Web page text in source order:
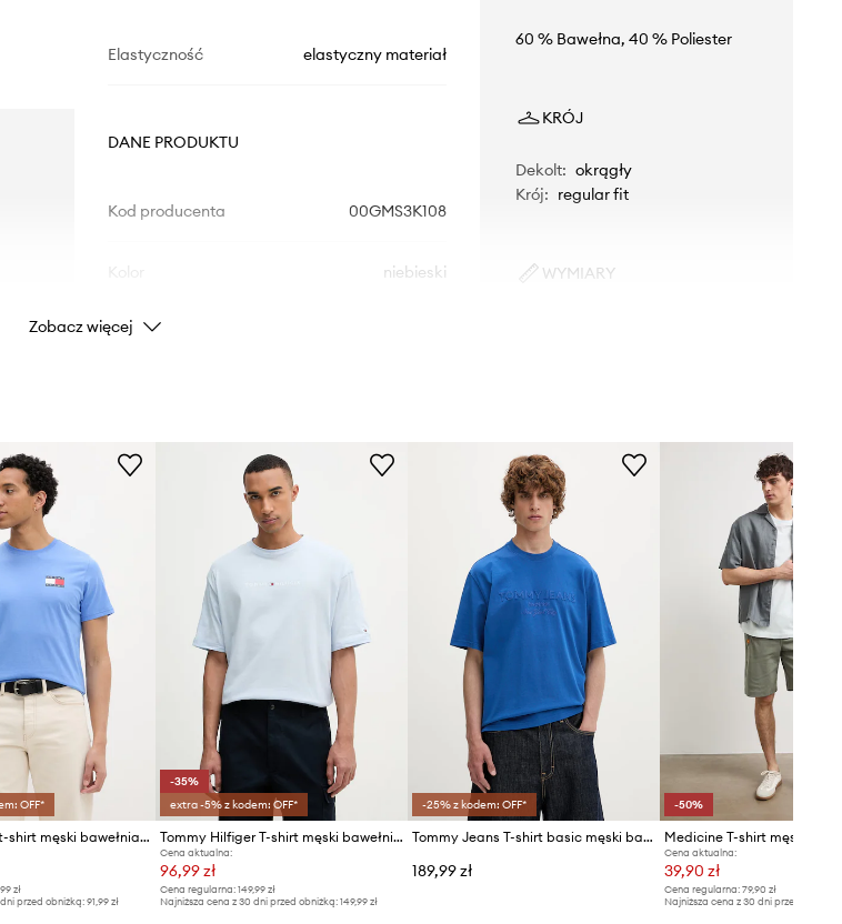
Elastyczność elastyczny materiał
DANE PRODUKTU
Kod producenta 00GMS3K108
niebieski
Marka
ID Produktu
60 % Bawełna, 40 % Poliester
KRÓJ
Dekolt: okrągły
Krój: regular fit
WYMIARY
Zobacz więcej
OFF*
Tommy Jeans t-shirt męski bawełniany
zł
przed obniżką: 91,99 zł
-35%
extra -5% z kodem: OFF*
Tommy Hilfiger T-shirt męski bawełniany
Cena aktualna:
96,99 zł
Cena regularna: 149,99 zł
Najniższa cena z 30 dni przed obniżką: 149,99 zł
-25% z kodem: OFF*
Tommy Jeans T-shirt basic męski bawełniany
189,99 zł
-50%
Medicine T-shirt męski z
Cena aktualna:
39,90 zł
Cena regularna: 79,90 zł
Najniższa cena z 30 dni przed obniżką: